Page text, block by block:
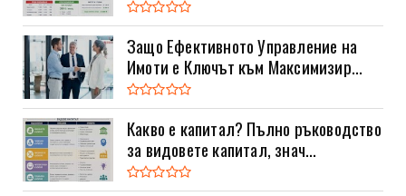
Защо Ефективното Управление на
Имоти е Ключът към Максимизир...
Какво е капитал? Пълно ръководство
за видовете капитал, знач...